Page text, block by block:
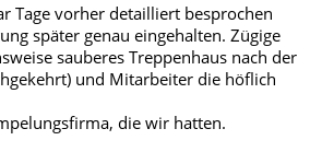
Tage vorher detailliert besprochen
später genau eingehalten. Zügige
sauberes Treppenhaus nach der
und Mitarbeiter die höflich
die wir hatten.